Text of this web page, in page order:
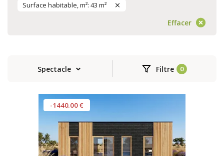
Surface habitable, m²: 43 m²
Effacer
Spectacle Filtre
-1440.00 €